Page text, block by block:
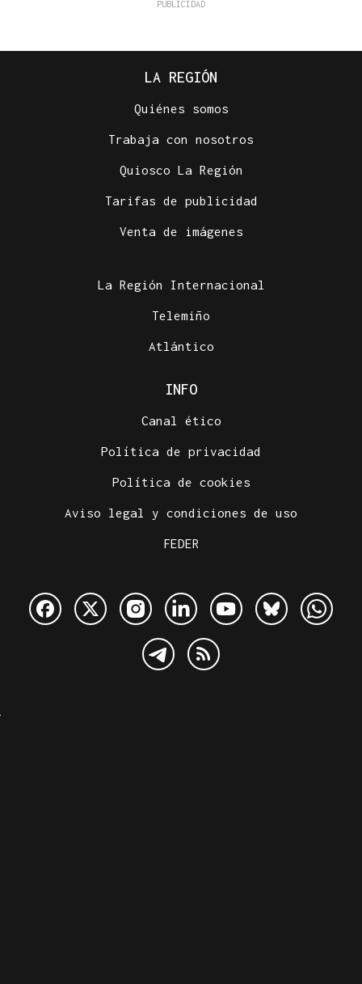
LA REGIÓN
Quiénes somos
Trabaja con nosotros
Quiosco La Región
Tarifas de publicidad
Venta de imágenes
La Región Internacional
Telemiño
Atlántico
INFO
Canal ético
Política de privacidad
Política de cookies
Aviso legal y condiciones de uso
FEDER